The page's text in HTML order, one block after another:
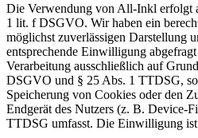
Die Verwendung von All-Inkl erfolgt
1 lit. f DSGVO. Wir haben ein
möglichst zuverlässigen Darstellung
entsprechende Einwilligung
Verarbeitung ausschließlich auf
DSGVO und § 25 Abs. 1 TTDSG,
Speicherung von Cookies oder den
Endgerät des Nutzers (z. B. Device-
TTDSG umfasst. Die Einwilligung